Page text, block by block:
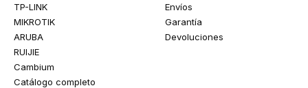
TP-LINK
MIKROTIK
ARUBA
RUIJIE
Cambium
Catálogo completo
Envíos
Garantía
Devoluciones